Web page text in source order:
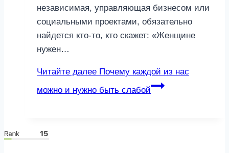
независимая, управляющая бизнесом или
социальными проектами, обязательно
найдется кто-то, кто скажет: «Женщине
нужен…
Читайте далее Почему каждой из нас
можно и нужно быть слабой